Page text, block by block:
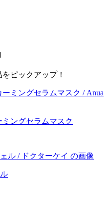
ピックアップ！
ングセラムマスク